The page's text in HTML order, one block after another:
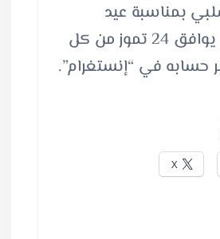
بمناسبة عيد
ميلادها الذي يوافق 24 تموز من كل
حسابه في “إنستغرام”.
X